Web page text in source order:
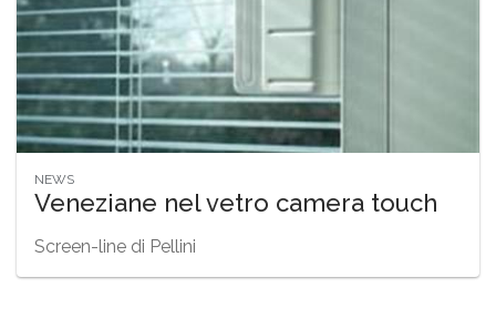
NEWS
Veneziane nel vetro camera touch
Screen-line di Pellini